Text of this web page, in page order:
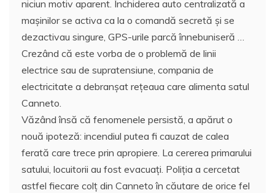
niciun motiv aparent. Închiderea auto centralizată a
maşinilor se activa ca la o comandă secretă și se
dezactivau singure, GPS-urile parcă înnebuniseră …
Crezând că este vorba de o problemă de linii
electrice sau de supratensiune, compania de
electricitate a debranşat rețeaua care alimenta satul
Canneto.
Văzând însă că fenomenele persistă, a apărut o
nouă ipoteză: incendiul putea fi cauzat de calea
ferată care trece prin apropiere. La cererea primarului
satului, locuitorii au fost evacuați. Poliția a cercetat
astfel fiecare colţ din Canneto în căutare de orice fel